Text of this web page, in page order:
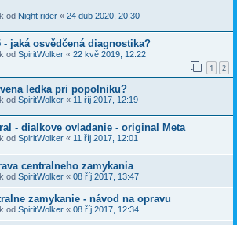
od Night rider « 24 dub 2020, 20:30
- jaká osvědčená diagnostika?
od SpiritWolker « 22 kvě 2019, 12:22
1 2
ledka pri popolniku?
od SpiritWolker « 11 říj 2017, 12:19
- dialkove ovladanie - original Meta
od SpiritWolker « 11 říj 2017, 12:01
centralneho zamykania
od SpiritWolker « 08 říj 2017, 13:47
zamykanie - návod na opravu
od SpiritWolker « 08 říj 2017, 12:34